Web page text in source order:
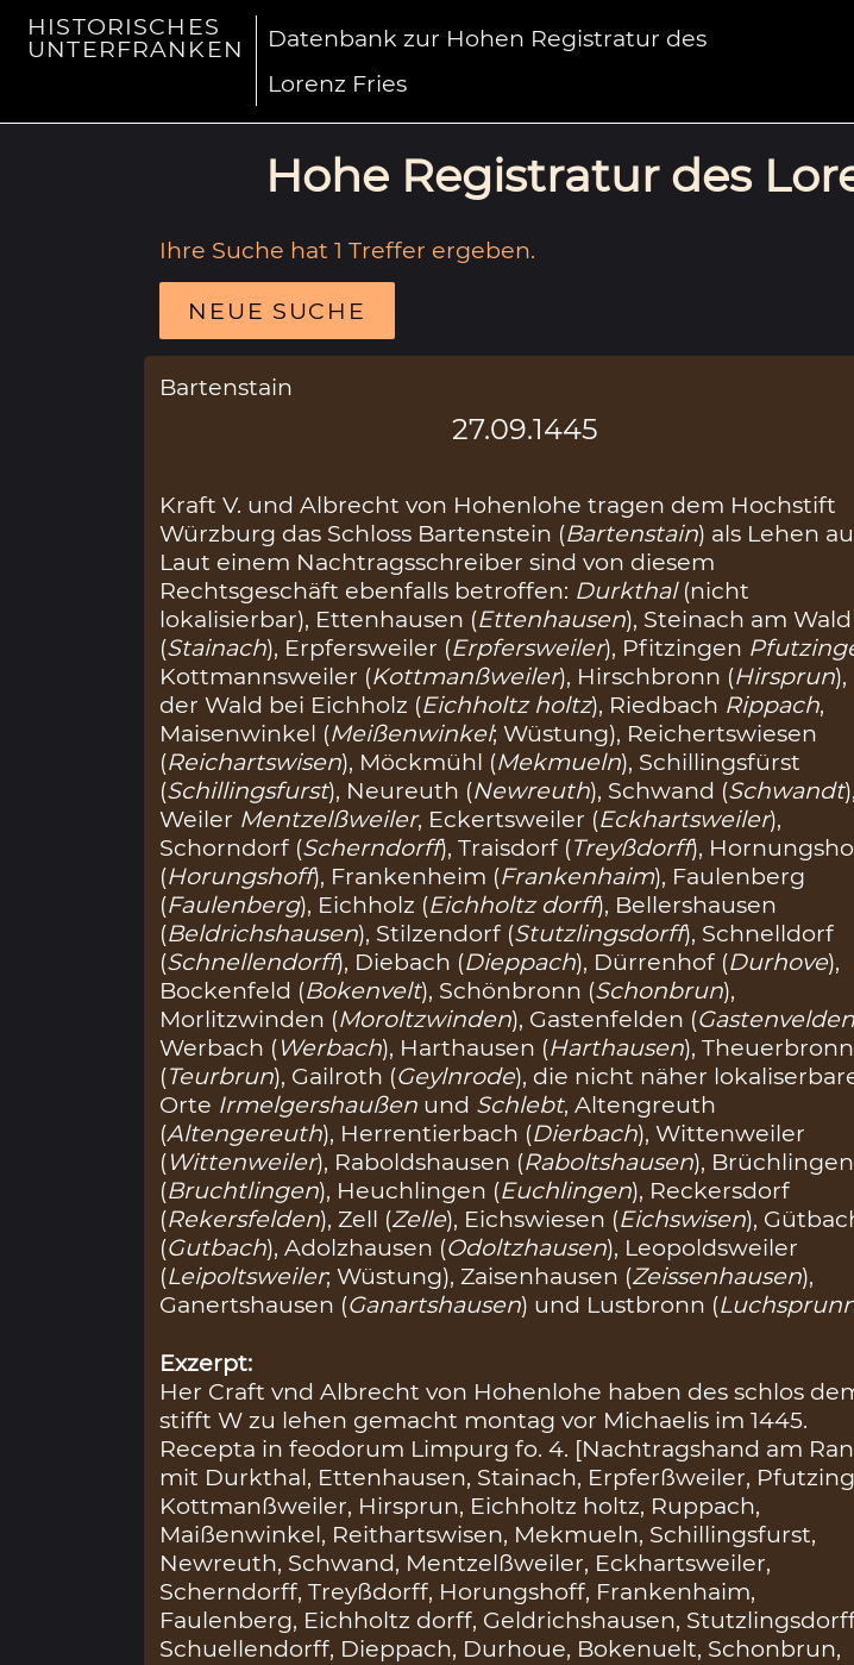
HISTORISCHES
UNTERFRANKEN
Datenbank zur Hohen Registratur des
Lorenz Fries
Hohe Registratur des
Ihre Suche hat 1 Treffer ergeben.
NEUE SUCHE
Bartenstain
27.09.1445
Kraft V. und Albrecht von Hohenlohe tragen dem Hochstift
Würzburg das Schloss Bartenstein (Bartenstain) als Lehen
Laut einem Nachtragsschreiber sind von diesem
Rechtsgeschäft ebenfalls betroffen: Durkthal(nicht
lokalisierbar), Ettenhausen (Ettenhausen), Steinach am Wald
(Stainach), Erpfersweiler (Erpfersweiler), Pfitzingen
Kottmannsweiler (Kottmanßweiler), Hirschbronn (Hirsprun),
der Wald bei Eichholz (Eichholtz holtz), Riedbach Rippach,
Maisenwinkel (Meißenwinkel; Wüstung), Reichertswiesen
(Reichartswisen), Möckmühl (Mekmueln), Schillingsfürst
(Schillingsfurst), Neureuth (Newreuth), Schwand (Schwandt),
Weiler Mentzelßweiler, Eckertsweiler (Eckhartsweiler),
Schorndorf (Scherndorff), Traisdorf (Treyßdorff),
(Horungshoff), Frankenheim (Frankenhaim), Faulenberg
(Faulenberg), Eichholz (Eichholtz dorff), Bellershausen
(Beldrichshausen), Stilzendorf (Stutzlingsdorff), Schnelldorf
(Schnellendorff), Diebach (Dieppach), Dürrenhof (Durhove),
Bockenfeld (Bokenvelt), Schönbronn (Schonbrun),
Morlitzwinden (Moroltzwinden), Gastenfelden (Gastenvelden
Werbach (Werbach), Harthausen (Harthausen), Theuerbronn
(Teurbrun), Gailroth (Geylnrode), die nicht näher
Orte Irmelgershaußen und Schlebt, Altengreuth
(Altengereuth), Herrentierbach (Dierbach), Wittenweiler
(Wittenweiler), Raboldshausen (Raboltshausen), Brüchlingen
(Bruchtlingen), Heuchlingen (Euchlingen), Reckersdorf
(Rekersfelden), Zell (Zelle), Eichswiesen (Eichswisen),
(Gutbach), Adolzhausen (Odoltzhausen), Leopoldsweiler
(Leipoltsweiler; Wüstung), Zaisenhausen (Zeissenhausen),
Ganertshausen (Ganartshausen) und Lustbronn (
Exzerpt:
Her Craft vnd Albrecht von Hohenlohe haben des schlos
stifft W zu lehen gemacht montag vor Michaelis im 1445.
Recepta in feodorum Limpurg fo. 4. [Nachtragshand am
mit Durkthal, Ettenhausen, Stainach, Erpferßweiler,
Kottmanßweiler, Hirsprun, Eichholtz holtz, Ruppach,
Maißenwinkel, Reithartswisen, Mekmueln, Schillingsfurst,
Newreuth, Schwand, Mentzelßweiler, Eckhartsweiler,
Scherndorff, Treyßdorff, Horungshoff, Frankenhaim,
Faulenberg, Eichholtz dorff, Geldrichshausen,
Schuellendorff, Dieppach, Durhoue, Bokenuelt, Schonbrun,